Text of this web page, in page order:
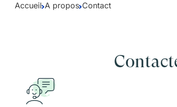
Accueil A propos Contact